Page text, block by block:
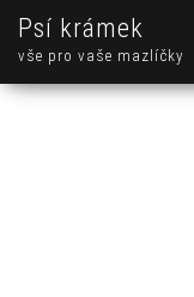
Psí krámek
vše pro vaše mazlíčky